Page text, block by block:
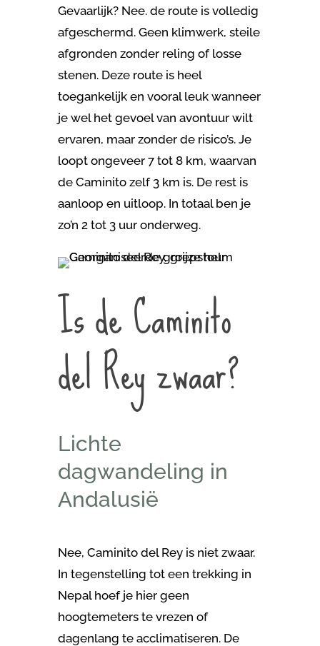
Gevaarlijk? Nee. de route is volledig
afgeschermd. Geen klimwerk, steile
afgronden zonder reling of losse
stenen. Deze route is heel
toegankelijk en vooral leuk wanneer
je wel het gevoel van avontuur wilt
ervaren, maar zonder de risico’s. Je
loopt ongeveer 7 tot 8 km, waarvan
de Caminito zelf 3 km is. De rest is
aanloop en uitloop. In totaal ben je
zo’n 2 tot 3 uur onderweg.
Is de Caminito
del Rey zwaar?
Lichte
dagwandeling in
Andalusië
Nee, Caminito del Rey is niet zwaar.
In tegenstelling tot een trekking in
Nepal hoef je hier geen
hoogtemeters te vrezen of
dagenlang te acclimatiseren. De